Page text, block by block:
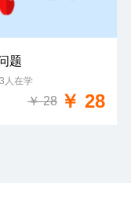
免费试学
题
人在学
￥ 28 ￥ 28